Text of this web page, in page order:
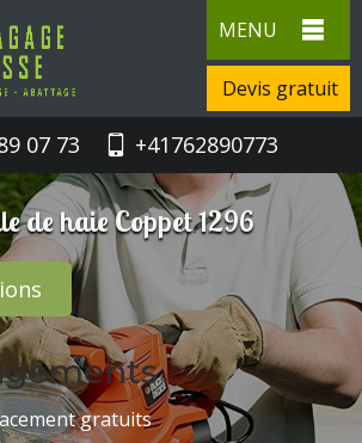
MENU
Devis gratuit
07 73 +41762890773
de haie Coppet 1296
gratuits